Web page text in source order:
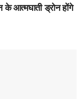
के आत्मघाती ड्रोन होंगे